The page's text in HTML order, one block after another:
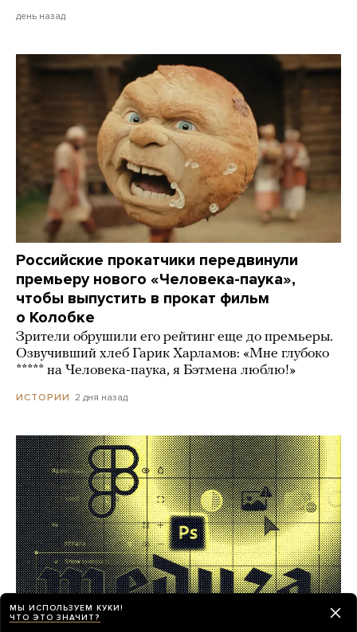
день назад
Российские прокатчики передвинули
премьеру нового «Человека-паука»,
чтобы выпустить в прокат фильм
о Колобке
Зрители обрушили его рейтинг еще до премьеры.
Озвучивший хлеб Гарик Харламов: «Мне глубоко
***** на Человека-паука, я Бэтмена люблю!»
ИСТОРИИ 2 дня назад
МЫ ИСПОЛЬЗУЕМ КУКИ!
ЧТО ЭТО ЗНАЧИТ?